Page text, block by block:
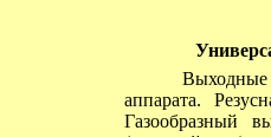
Выходные
аппарата.
Газообразный